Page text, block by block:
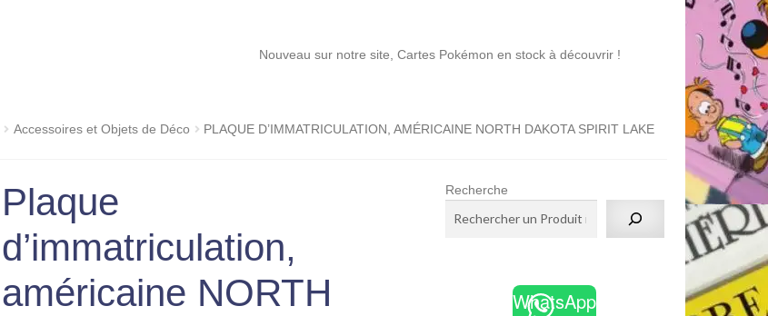
Nouveau sur notre site, Cartes Pokémon en stock à découvrir !
Accessoires et Objets de Déco
PLAQUE D’IMMATRICULATION, AMÉRICAINE NORTH DAKOTA SPIRIT LAKE
Plaque
d’immatriculation,
américaine NORTH
Recherche
WhatsApp